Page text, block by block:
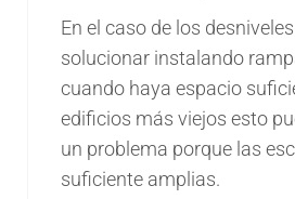
En el caso de los
solucionar instalando
cuando haya espacio
edificios más viejos esto
un problema porque las
suficiente amplias.